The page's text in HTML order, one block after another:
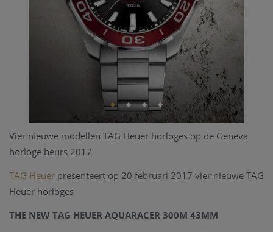
Vier nieuwe modellen TAG Heuer horloges op de Geneva
horloge beurs 2017
TAG Heuer presenteert op 20 februari 2017 vier nieuwe TAG
Heuer horloges
THE NEW TAG HEUER AQUARACER 300M 43MM